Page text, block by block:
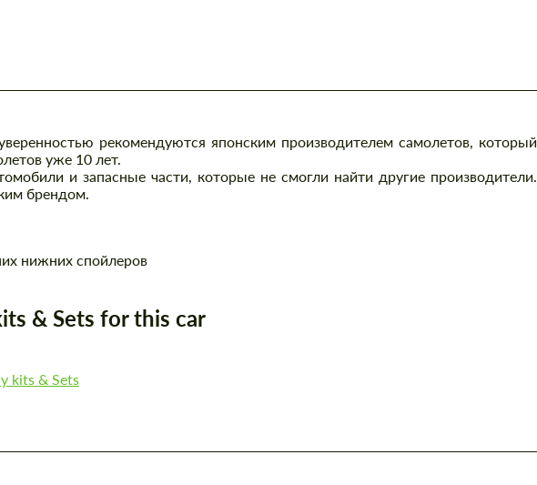
рекомендуются японским производителем самолетов, который
уже 10 лет.
и запасные части, которые не смогли найти другие производители.
брендом.
нижних спойлеров
& Sets for this car
kits & Sets